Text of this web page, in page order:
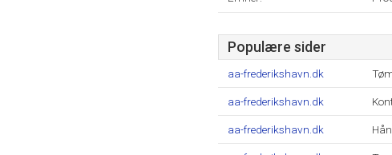
Populære sider
aa-frederikshavn.dk
aa-frederikshavn.dk
aa-frederikshavn.dk